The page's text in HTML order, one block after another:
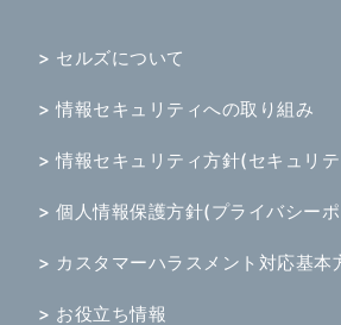
> セルズについて
> 情報セキュリティへの取り組み
> 情報セキュリティ方針(セキュリ
> 個人情報保護方針(プライバシー
> カスタマーハラスメント対応基本
> お役立ち情報